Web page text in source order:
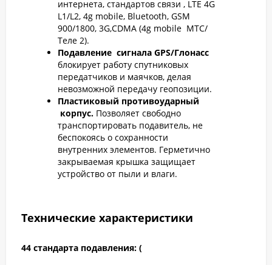
интернета, стандартов связи , LTE 4G
L1/L2, 4g mobile, Bluetooth, GSM
900/1800, 3G,CDMA (4g mobile МТС/
Теле 2).
Подавление сигнала GPS/Глонасс
блокирует работу спутниковых
передатчиков и маячков, делая
невозможной передачу геопозиции.
Пластиковый противоударный
корпус. Позволяет свободно
транспортировать подавитель, не
беспокоясь о сохранности
внутренних элементов. Герметично
закрываемая крышка защищает
устройство от пыли и влаги.
Технические характеристики
44 стандарта подавления: (